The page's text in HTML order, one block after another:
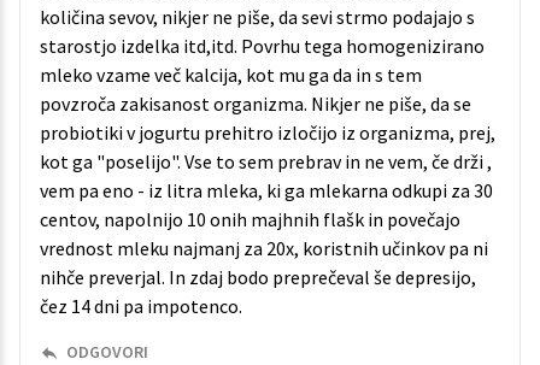
količina sevov, nikjer ne piše, da sevi strmo podajajo s
starostjo izdelka itd,itd. Povrhu tega homogenizirano
mleko vzame več kalcija, kot mu ga da in s tem
povzroča zakisanost organizma. Nikjer ne piše, da se
probiotiki v jogurtu prehitro izločijo iz organizma, prej,
kot ga "poselijo". Vse to sem prebrav in ne vem, če drži ,
vem pa eno - iz litra mleka, ki ga mlekarna odkupi za 30
centov, napolnijo 10 onih majhnih flašk in povečajo
vrednost mleku najmanj za 20x, koristnih učinkov pa ni
nihče preverjal. In zdaj bodo preprečeval še depresijo,
čez 14 dni pa impotenco.
ODGOVORI